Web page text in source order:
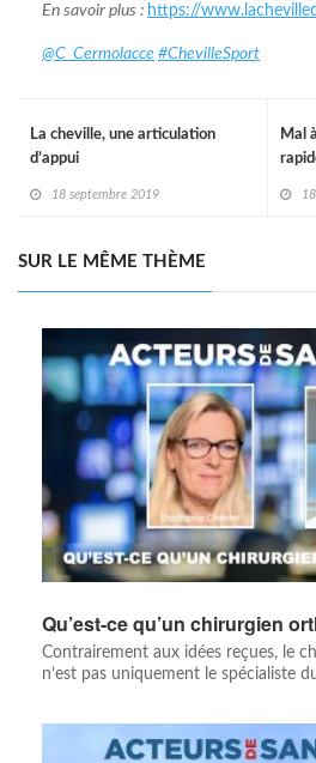
En savoir plus : https://
@C_Cermolacce #ChevilleSport
Mal
La cheville, une articulation
d’appui
18 septembre 2019
SUR LE MÊME THÈME
Qu’est-ce qu’un chirurgien
Contrairement aux idées reçues, le
n’est pas uniquement le spécialiste